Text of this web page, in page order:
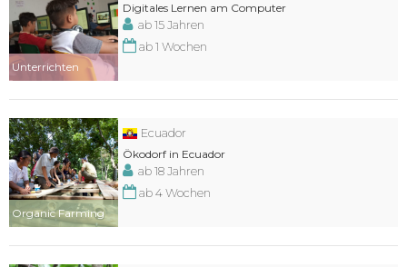
Unterrichten
Digitales Lernen am Computer
ab 15 Jahren
ab 1 Wochen
Organic Farming
Ecuador
Ökodorf in Ecuador
ab 18 Jahren
ab 4 Wochen